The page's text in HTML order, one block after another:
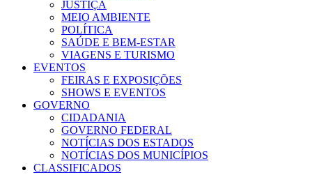
JUSTIÇA
MEIO AMBIENTE
POLÍTICA
SAÚDE E BEM-ESTAR
VIAGENS E TURISMO
EVENTOS
FEIRAS E EXPOSIÇÕES
SHOWS E EVENTOS
GOVERNO
CIDADANIA
GOVERNO FEDERAL
NOTÍCIAS DOS ESTADOS
NOTÍCIAS DOS MUNICÍPIOS
CLASSIFICADOS